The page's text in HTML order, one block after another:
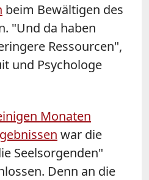
beim Bewältigen des
"Und da haben
Ressourcen",
und Psychologe
Monaten
war die
Seelsorgenden"
Denn an die